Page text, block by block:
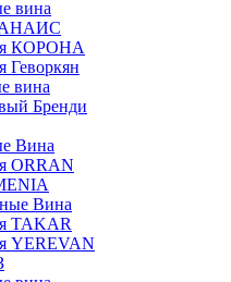
вина
КОРОНА
Геворкян
вина
Бренди
Вина
ORRAN
Вина
TAKAR
YEREVAN